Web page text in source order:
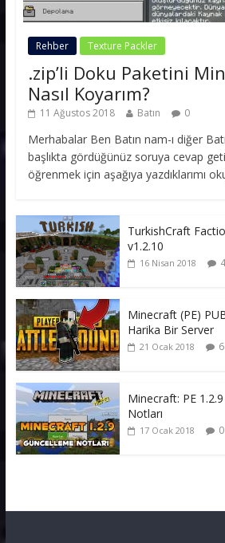
Rehber Texture Packler
.zip’li Doku Paketini
Nasıl Koyarım?
11 Ağustos 2018 Batın 0
Merhabalar Ben Batın nam-ı diğer
başlıkta gördüğünüz soruya cevap
öğrenmek için aşağıya yazdıklarımı
TurkishCraft
v1.2.10
16 Nisan 2018 4
Minecraft (PE)
Harika Bir Server
21 Ocak 2018 6
Minecraft: PE
Notları
17 Ocak 2018 0